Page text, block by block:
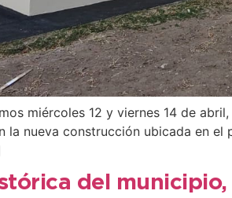
miércoles 12 y viernes 14 de
la nueva construcción ubicada en
del